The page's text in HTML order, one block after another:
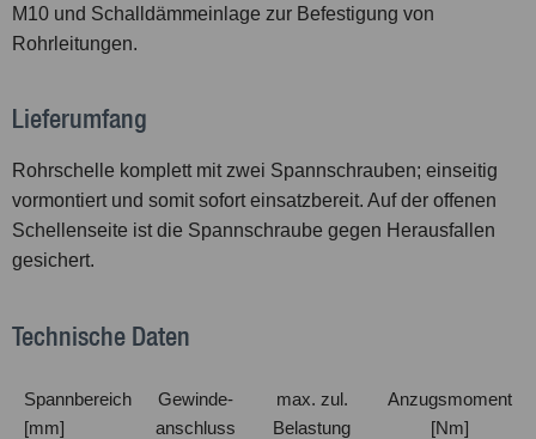
M10 und Schalldämmeinlage zur Befestigung von
Rohrleitungen.
Lieferumfang
Rohrschelle komplett mit zwei Spannschrauben; einseitig
vormontiert und somit sofort einsatzbereit. Auf der offenen
Schellenseite ist die Spannschraube gegen Herausfallen
gesichert.
Technische Daten
Spannbereich
[mm]
Gewinde-
anschluss
max. zul.
Belastung
Anzugsmoment
[Nm]